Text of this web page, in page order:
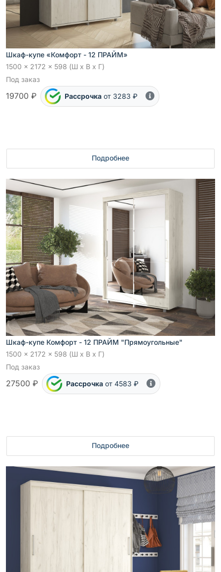
Шкаф-купе «Комфорт - 12 ПРАЙМ»
1500 x 2172 x 598 (Ш x В x Г)
Под заказ
19700 ₽ Рассрочка от 3283 ₽
Подробнее
Шкаф-купе Комфорт - 12 ПРАЙМ "Прямоугольные"
1500 x 2172 x 598 (Ш x В x Г)
Под заказ
27500 ₽ Рассрочка от 4583 ₽
Подробнее